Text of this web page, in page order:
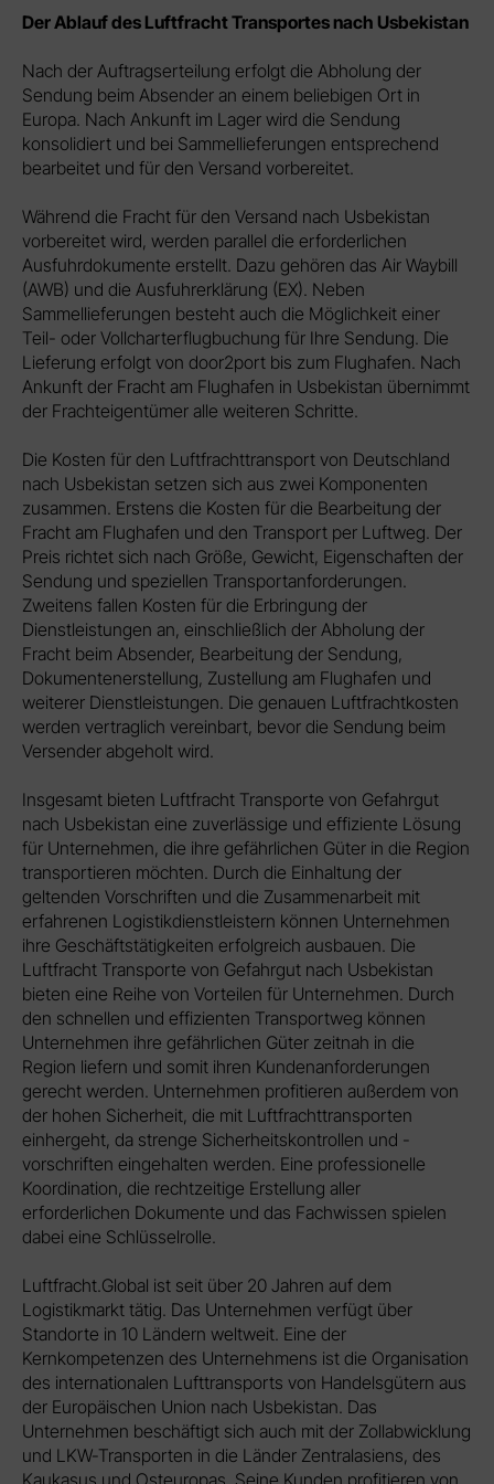
Der Ablauf des Luftfracht Transportes nach Usbekistan
Nach der Auftragserteilung erfolgt die Abholung der
Sendung beim Absender an einem beliebigen Ort in
Europa. Nach Ankunft im Lager wird die Sendung
konsolidiert und bei Sammellieferungen entsprechend
bearbeitet und für den Versand vorbereitet.
Während die Fracht für den Versand nach Usbekistan
vorbereitet wird, werden parallel die erforderlichen
Ausfuhrdokumente erstellt. Dazu gehören das Air Waybill
(AWB) und die Ausfuhrerklärung (EX). Neben
Sammellieferungen besteht auch die Möglichkeit einer
Teil- oder Vollcharterflugbuchung für Ihre Sendung. Die
Lieferung erfolgt von door2port bis zum Flughafen. Nach
Ankunft der Fracht am Flughafen in Usbekistan übernimmt
der Frachteigentümer alle weiteren Schritte.
Die Kosten für den Luftfrachttransport von Deutschland
nach Usbekistan setzen sich aus zwei Komponenten
zusammen. Erstens die Kosten für die Bearbeitung der
Fracht am Flughafen und den Transport per Luftweg. Der
Preis richtet sich nach Größe, Gewicht, Eigenschaften der
Sendung und speziellen Transportanforderungen.
Zweitens fallen Kosten für die Erbringung der
Dienstleistungen an, einschließlich der Abholung der
Fracht beim Absender, Bearbeitung der Sendung,
Dokumentenerstellung, Zustellung am Flughafen und
weiterer Dienstleistungen. Die genauen Luftfrachtkosten
werden vertraglich vereinbart, bevor die Sendung beim
Versender abgeholt wird.
Insgesamt bieten Luftfracht Transporte von Gefahrgut
nach Usbekistan eine zuverlässige und effiziente Lösung
für Unternehmen, die ihre gefährlichen Güter in die Region
transportieren möchten. Durch die Einhaltung der
geltenden Vorschriften und die Zusammenarbeit mit
erfahrenen Logistikdienstleistern können Unternehmen
ihre Geschäftstätigkeiten erfolgreich ausbauen. Die
Luftfracht Transporte von Gefahrgut nach Usbekistan
bieten eine Reihe von Vorteilen für Unternehmen. Durch
den schnellen und effizienten Transportweg können
Unternehmen ihre gefährlichen Güter zeitnah in die
Region liefern und somit ihren Kundenanforderungen
gerecht werden. Unternehmen profitieren außerdem von
der hohen Sicherheit, die mit Luftfrachttransporten
einhergeht, da strenge Sicherheitskontrollen und -
vorschriften eingehalten werden. Eine professionelle
Koordination, die rechtzeitige Erstellung aller
erforderlichen Dokumente und das Fachwissen spielen
dabei eine Schlüsselrolle.
Luftfracht.Global ist seit über 20 Jahren auf dem
Logistikmarkt tätig. Das Unternehmen verfügt über
Standorte in 10 Ländern weltweit. Eine der
Kernkompetenzen des Unternehmens ist die Organisation
des internationalen Lufttransports von Handelsgütern aus
der Europäischen Union nach Usbekistan. Das
Unternehmen beschäftigt sich auch mit der Zollabwicklung
und LKW-Transporten in die Länder Zentralasiens, des
Entwicklung und Verbesserung der Angebote
Besondere Features:
Verwendung genauer Standortdaten
Endgeräteeigenschaften zur Identifikation aktiv abfragen